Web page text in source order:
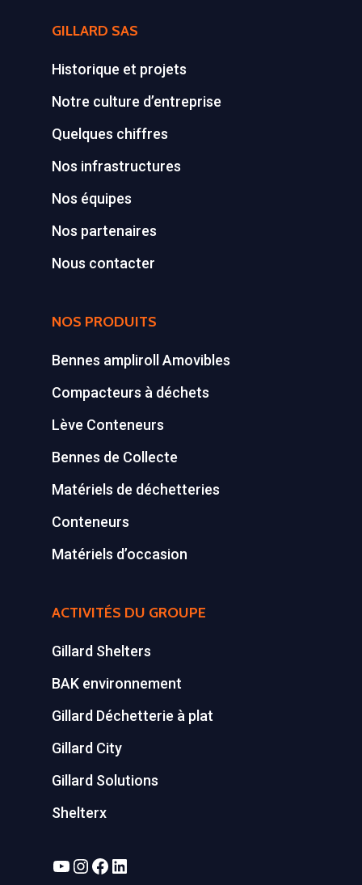
GILLARD SAS
Historique et projets
Notre culture d’entreprise
Quelques chiffres
Nos infrastructures
Nos équipes
Nos partenaires
Nous contacter
NOS PRODUITS
Bennes ampliroll Amovibles
Compacteurs à déchets
Lève Conteneurs
Bennes de Collecte
Matériels de déchetteries
Conteneurs
Matériels d’occasion
ACTIVITÉS DU GROUPE
Gillard Shelters
BAK environnement
Gillard Déchetterie à plat
Gillard City
Gillard Solutions
Shelterx
YouTube
Instagram
Facebook